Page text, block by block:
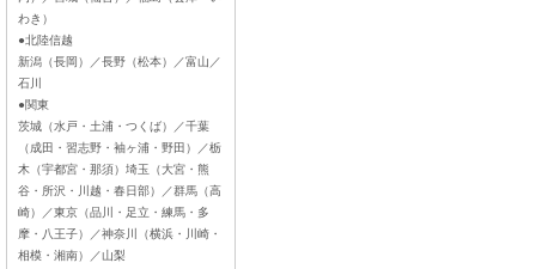
わき）
●北陸信越
新潟（長岡）／長野（松本）／富山／
石川
●関東
茨城（水戸・土浦・つくば）／千葉
（成田・習志野・袖ヶ浦・野田）／栃
木（宇都宮・那須）埼玉（大宮・熊
谷・所沢・川越・春日部）／群馬（高
崎）／東京（品川・足立・練馬・多
摩・八王子）／神奈川（横浜・川崎・
相模・湘南）／山梨